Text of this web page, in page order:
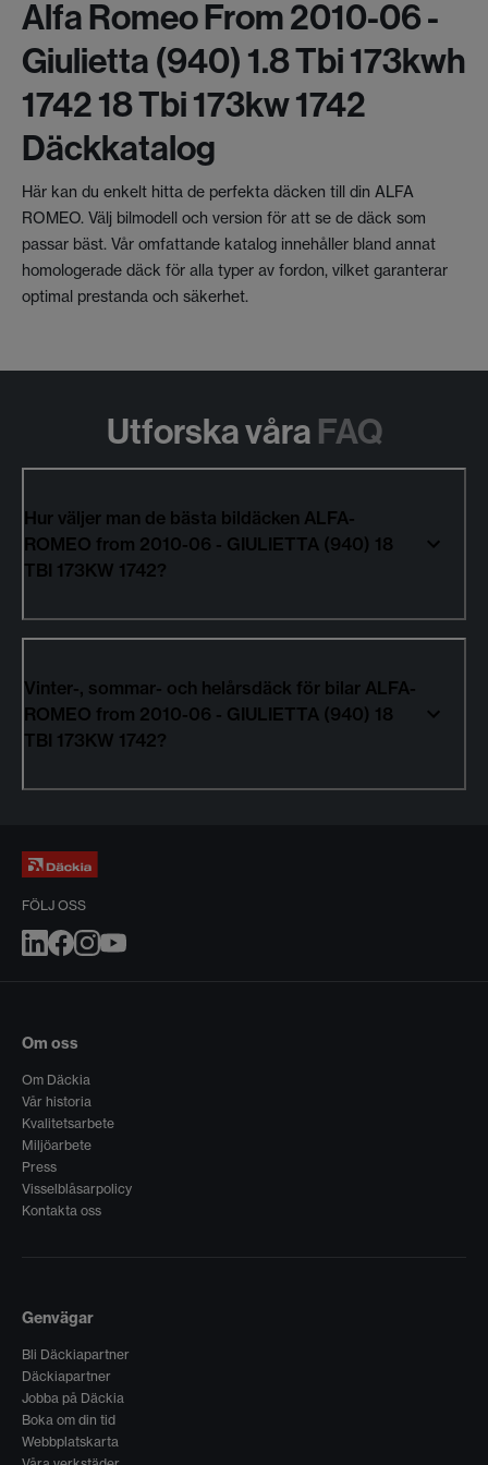
Alfa Romeo From 2010-06 -
Giulietta (940) 1.8 Tbi 173kwh
1742 18 Tbi 173kw 1742
Däckkatalog
Här kan du enkelt hitta de perfekta däcken till din ALFA
ROMEO. Välj bilmodell och version för att se de däck som
passar bäst. Vår omfattande katalog innehåller bland annat
homologerade däck för alla typer av fordon, vilket garanterar
optimal prestanda och säkerhet.
Utforska våra FAQ
Hur väljer man de bästa bildäcken ALFA-
ROMEO from 2010-06 - GIULIETTA (940) 18
TBI 173KW 1742?
Vinter-, sommar- och helårsdäck för bilar ALFA-
ROMEO from 2010-06 - GIULIETTA (940) 18
TBI 173KW 1742?
FÖLJ OSS
Om oss
Om Däckia
Vår historia
Kvalitetsarbete
Miljöarbete
Press
Visselblåsarpolicy
Kontakta oss
Genvägar
Bli Däckiapartner
Däckiapartner
Jobba på Däckia
Boka om din tid
Webbplatskarta